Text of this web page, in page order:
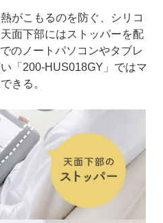
がこもるのを防ぐ、シリコ
面下部にはストッパーを配
のノートパソコンやタブレ
「200-HUS018GY」ではマ
きる。